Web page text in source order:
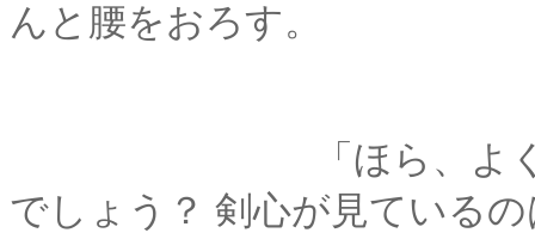
んと腰をおろす。
「ほら、よく正夢と
でしょう？ 剣心が見ている